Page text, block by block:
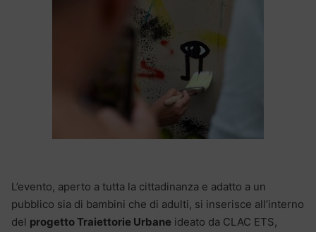
L’evento, aperto a tutta la cittadinanza e adatto a un
pubblico sia di bambini che di adulti, si inserisce all’interno
del progetto Traiettorie Urbane ideato da CLAC ETS,